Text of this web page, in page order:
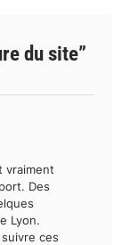
du site”
vraiment
Des
Lyon.
ces